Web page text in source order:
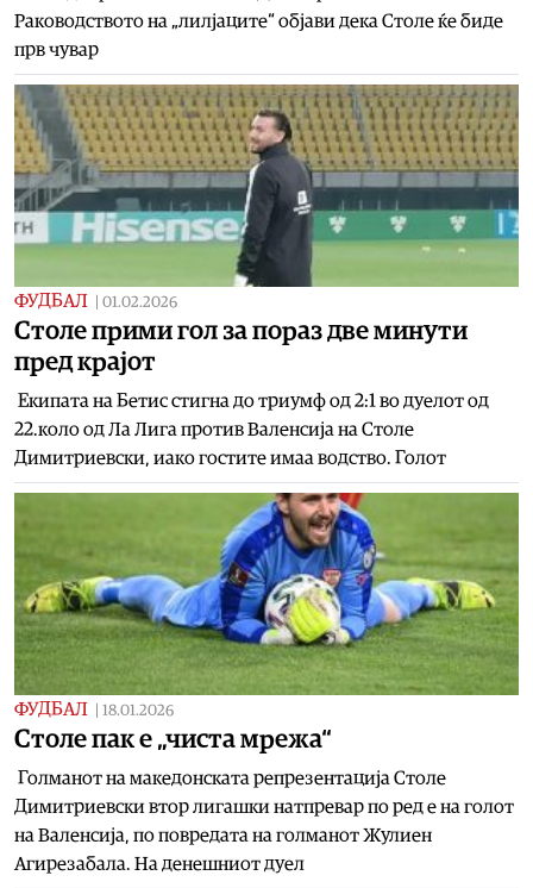
Раководството на „лилјаците“ објави дека Столе ќе биде
прв чувар
ФУДБАЛ 01.02.2026
Столе прими гол за пораз две минути
пред крајот
Екипата на Бетис стигна до триумф од 2:1 во дуелот од
22.коло од Ла Лига против Валенсија на Столе
Димитриевски, иако гостите имаа водство. Голот
ФУДБАЛ 18.01.2026
Столе пак е „чиста мрежа“
Голманот на македонската репрезентација Столе
Димитриевски втор лигашки натпревар по ред е на голот
на Валенсија, по повредата на голманот Жулиен
Агирезабала. На денешниот дуел